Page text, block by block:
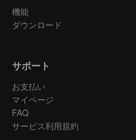
機能
ダウンロード
サポート
お支払い
マイページ
FAQ
サービス利用規約